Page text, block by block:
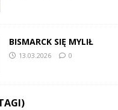
BISMARCK SIĘ MYLIŁ
13.03.2026 0